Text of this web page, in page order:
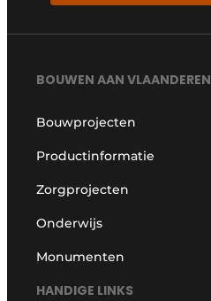
BOUWEN AAN VLAANDEREN
Bouwprojecten
Productinformatie
Zorgprojecten
Onderwijs
Monumenten
HANDIGE LINKS